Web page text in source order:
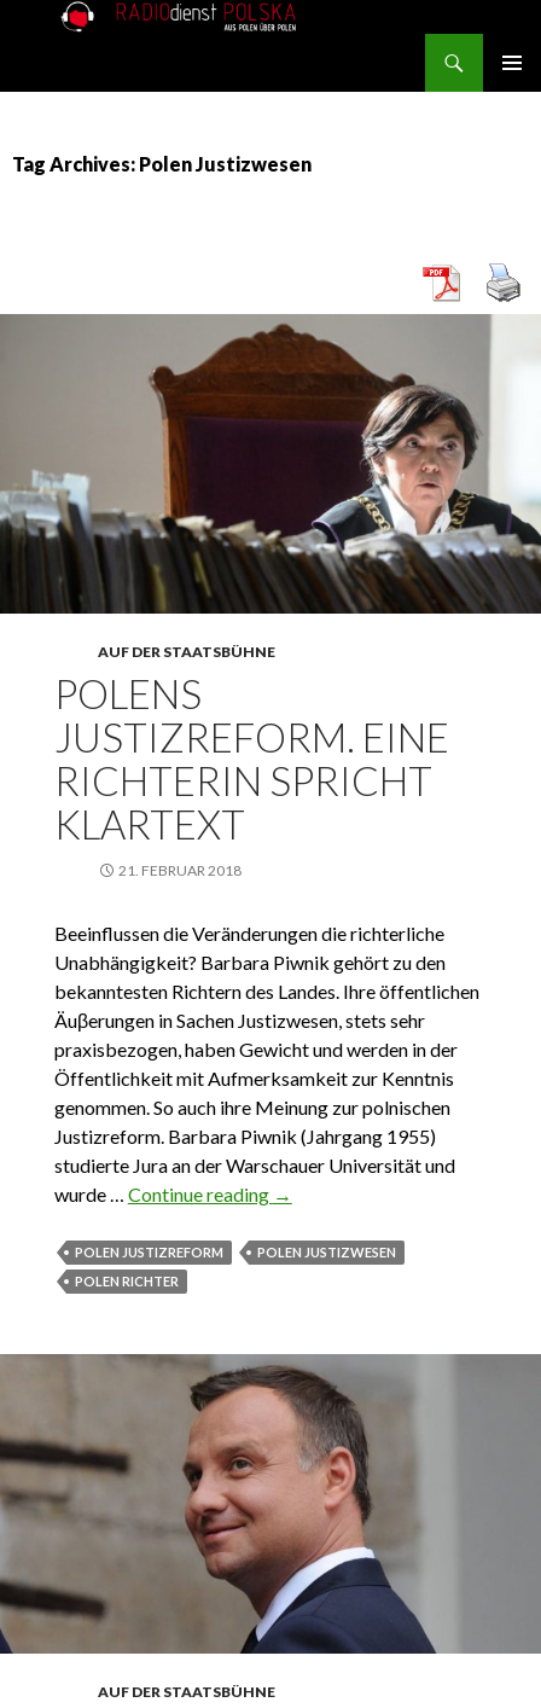
Tag Archives: Polen Justizwesen
AUF DER STAATSBÜHNE
POLENS
JUSTIZREFORM. EINE
RICHTERIN SPRICHT
KLARTEXT
21. FEBRUAR 2018
Beeinflussen die Veränderungen die richterliche
Unabhängigkeit? Barbara Piwnik gehört zu den
bekanntesten Richtern des Landes. Ihre öffentlichen
Äuβerungen in Sachen Justizwesen, stets sehr
praxisbezogen, haben Gewicht und werden in der
Öffentlichkeit mit Aufmerksamkeit zur Kenntnis
genommen. So auch ihre Meinung zur polnischen
Justizreform. Barbara Piwnik (Jahrgang 1955)
studierte Jura an der Warschauer Universität und
wurde … Continue reading Polens Justizreform. Eine
→
POLEN JUSTIZREFORM
POLEN JUSTIZWESEN
POLEN RICHTER
AUF DER STAATSBÜHNE